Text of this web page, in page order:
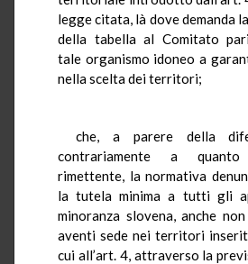
legge citata, là dove demanda
della tabella al Comitato
tale organismo idoneo a
nella scelta dei territori;
che, a parere della
contrariamente a
rimettente, la normativa
la tutela minima a tutti gli
minoranza slovena, anche
aventi sede nei territori
cui all’art. 4, attraverso la